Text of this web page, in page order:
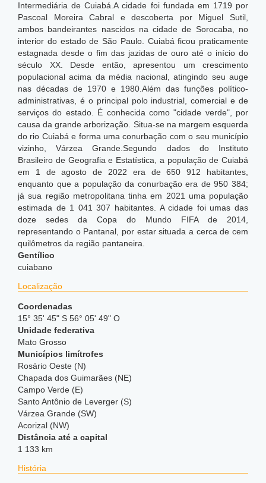
Intermediária de Cuiabá.A cidade foi fundada em 1719 por
Pascoal Moreira Cabral e descoberta por Miguel Sutil,
ambos bandeirantes nascidos na cidade de Sorocaba, no
interior do estado de São Paulo. Cuiabá ficou praticamente
estagnada desde o fim das jazidas de ouro até o início do
século XX. Desde então, apresentou um crescimento
populacional acima da média nacional, atingindo seu auge
nas décadas de 1970 e 1980.Além das funções político-
administrativas, é o principal polo industrial, comercial e de
serviços do estado. É conhecida como "cidade verde", por
causa da grande arborização. Situa-se na margem esquerda
do rio Cuiabá e forma uma conurbação com o seu município
vizinho, Várzea Grande.Segundo dados do Instituto
Brasileiro de Geografia e Estatística, a população de Cuiabá
em 1 de agosto de 2022 era de 650 912 habitantes,
enquanto que a população da conurbação era de 950 384;
já sua região metropolitana tinha em 2021 uma população
estimada de 1 041 307 habitantes. A cidade foi umas das
doze sedes da Copa do Mundo FIFA de 2014,
representando o Pantanal, por estar situada a cerca de cem
quilômetros da região pantaneira.
Gentílico
cuiabano
Localização
Coordenadas
15° 35' 45" S 56° 05' 49" O
Unidade federativa
Mato Grosso
Municípios limítrofes
Rosário Oeste (N)
Chapada dos Guimarães (NE)
Campo Verde (E)
Santo Antônio de Leverger (S)
Várzea Grande (SW)
Acorizal (NW)
Distância até a capital
1 133 km
História